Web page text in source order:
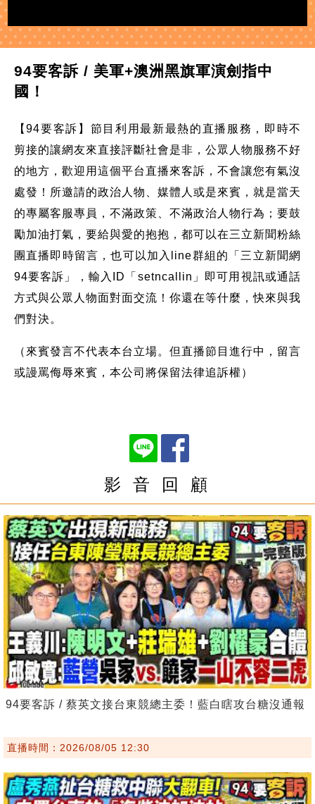
94要客訴 / 美軍+澳洲黑旗軍演劍指中
國！
【94要客訴】節目利用最新最熱的直播服務，即時不
剪接的讓網友來直接評斷社會是非，公眾人物服務不好
的地方，歡迎用這個平台直播來客訴，不會讓您有氣沒
處發！所邀請的政治人物、媒體人或是來賓，就是當天
的專屬客服專員，不滿政策、不滿政治人物行為；要鼓
勵加油打氣，要給與愛的抱抱，都可以在三立新聞粉絲
團直播即時留言，也可以加入line群組的「三立新聞網
94要客訴」，輸入ID「setncallin」即可用視訊或通話
方式與公眾人物面對面交流！你還在等什麼，快來與我
們對決。
（來賓發言不代表本台立場。但直播節目進行中，留言
或謾罵侮辱來賓，本公司將保留法律追訴權）
影 音 回 顧
94要客訴 / 蔡英文接台東競總主委！藍白瞎攻台糖沒通報
直播時間：2026/08/05 12:30